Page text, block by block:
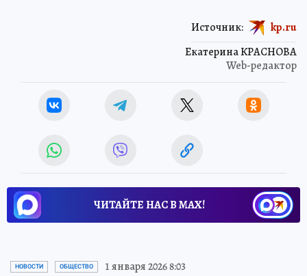
Екатерина КРАСНОВА
Web-редактор
Источник: kp.ru
ЧИТАЙТЕ НАС В МАХ!
НОВОСТИ ОБЩЕСТВО 1 января 2026 8:03